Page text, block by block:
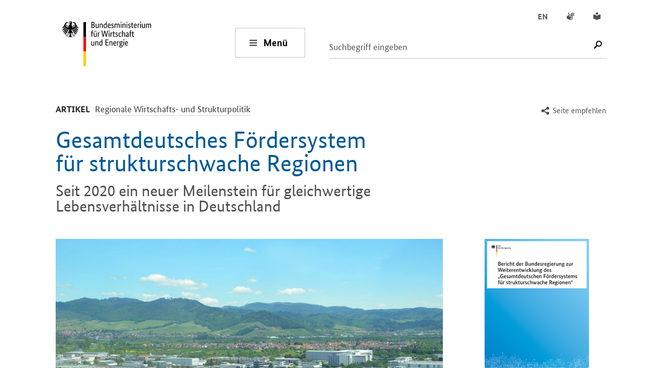
Menü SUCHE STARTEN
EN Gebärdensprache
Leichte Sprache
Seite empfehlen
ARTIKEL -
Regionale Wirtschafts- und Strukturpolitik
Gesamtdeutsches Fördersystem
für strukturschwache Regionen
Seit 2020 ein neuer Meilenstein für gleichwertige
Lebensverhältnisse in Deutschland
Öffnet PDF "Bericht der Bundesregierung zur